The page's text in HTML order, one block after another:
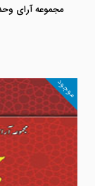
موجود